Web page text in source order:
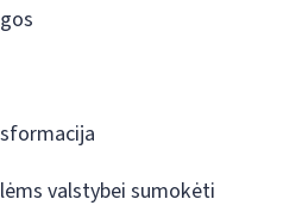
valstybei sumokėti